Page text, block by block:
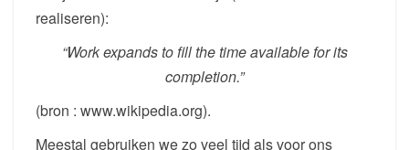
realiseren):
“Work expands to fill the time available for its
completion.”
(bron : www.wikipedia.org).
Meestal gebruiken we zo veel tijd als voor ons